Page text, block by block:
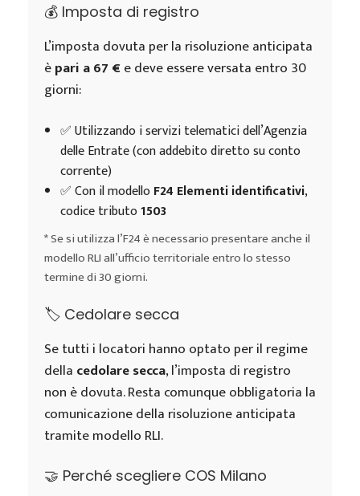
💰 Imposta di registro
L’imposta dovuta per la risoluzione anticipata
èpari a 67 €e deve essere versata entro 30
giorni:
✅ Utilizzando i servizi telematici dell’Agenzia
delle Entrate (con addebito diretto su conto
corrente)
✅ Con il modelloF24 Elementi identificativi,
codice tributo1503
* Se si utilizza l’F24 è necessario presentare anche il
modello RLI all’ufficio territoriale entro lo stesso
termine di 30 giorni.
🏷️ Cedolare secca
Se tutti i locatori hanno optato per il regime
della cedolare secca, l’imposta di registro
non è dovuta. Resta comunque obbligatoria la
comunicazione della risoluzione anticipata
tramite modello RLI.
🤝 Perché scegliere COS Milano